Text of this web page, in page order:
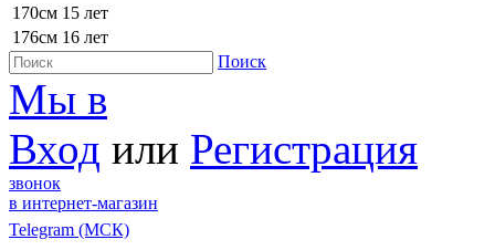
170см 15 лет
176см 16 лет
Поиск
Мы в
Вход или Регистрация
звонок
в интернет-магазин
Telegram (МСК)